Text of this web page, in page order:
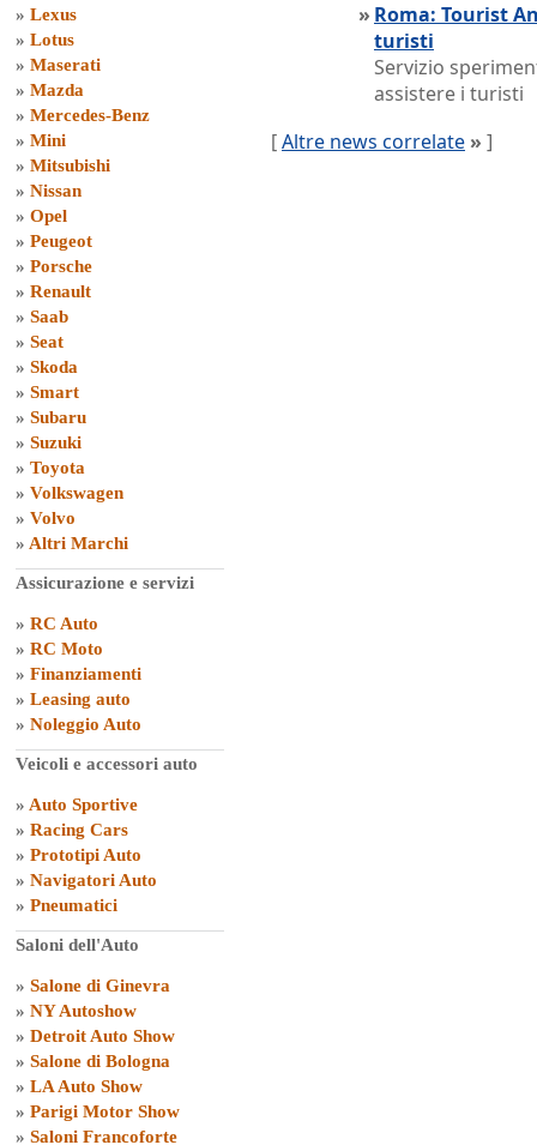
» Lexus
» Lotus
» Maserati
» Mazda
» Mercedes-Benz
» Mini
» Mitsubishi
» Nissan
» Opel
» Peugeot
» Porsche
» Renault
» Saab
» Seat
» Skoda
» Smart
» Subaru
» Suzuki
» Toyota
» Volkswagen
» Volvo
» Altri Marchi
Assicurazione e servizi
» RC Auto
» RC Moto
» Finanziamenti
» Leasing auto
» Noleggio Auto
Veicoli e accessori auto
» Auto Sportive
» Racing Cars
» Prototipi Auto
» Navigatori Auto
» Pneumatici
Saloni dell'Auto
» Salone di Ginevra
» NY Autoshow
» Detroit Auto Show
» Salone di Bologna
» LA Auto Show
» Parigi Motor Show
» Saloni Francoforte
» Roma: Tourist
turisti
Servizio
assistere i turisti
[Altre news correlate » ]